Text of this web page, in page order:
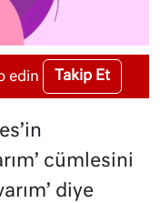
edin Takip Et
cümlesini
diye